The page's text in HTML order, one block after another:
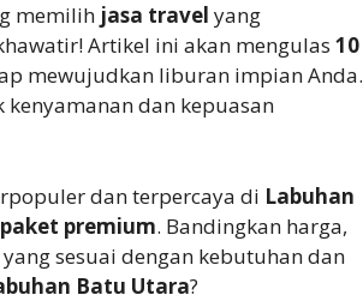
memilih jasa travel yang
Artikel ini akan mengulas 10
mewujudkan liburan impian Anda.
dan kepuasan
dan terpercaya di Labuhan
paket premium. Bandingkan harga,
yang sesuai dengan kebutuhan dan
Batu Utara?